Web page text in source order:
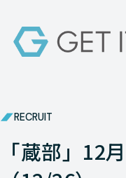
RECRUIT
「蔵部」12